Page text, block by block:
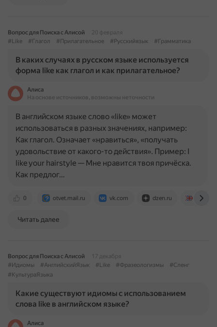
Вопрос для Поиска с Алисой
20 февраля
#Like
#Глагол #Прилагательное #Русскийязык #Грамматика
В каких случаях в русском языке используется
форма like как глагол и как прилагательное?
Алиса
На основе источников, возможны неточности
0 otvet.mail.ru vk.com dzen.ru
В английском языке слово «like» может
использоваться в разных значениях, например:
Как глагол. Означает «нравиться», «получать
удовольствие от какого-то действия». Пример: I
like your hairstyle — Мне нравится твоя причёска.
Как предлог…
Читать далее
Вопрос для Поиска с Алисой
17 декабря
#Идиомы
#АнглийскийЯзык #Like #Фразеологизмы
#Сленг
#КультураЯзыка
Какие существуют идиомы с использованием
слова like в английском языке?
Алиса